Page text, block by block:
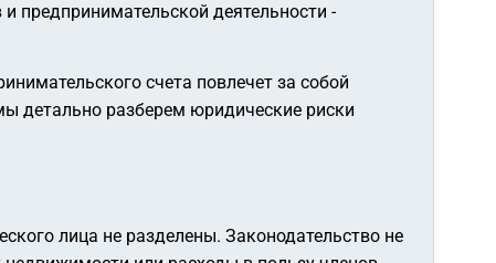
предпринимательской деятельности -
счета повлечет за собой
детально разберем юридические риски
лица не разделены. Законодательство не